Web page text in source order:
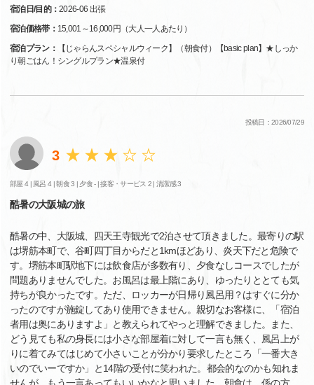
宿泊日/目的：2026-06 出張
宿泊価格帯： 15,001～16,000円（大人一人あたり）
宿泊プラン：
【じゃらんスペシャルウィーク】（朝食付）【basic plan】★しっか
り朝ごはん！シングルプラン★温泉付
投稿日：2026/07/29
3
部屋 4 | 風呂 4 |朝食 3 | 夕食 - |接客・サービス 2 |清潔感 3
酷暑の大阪城の旅
酷暑の中、大阪城、四天王寺観光で2泊させて頂きました。最寄りの駅
は堺筋本町で、谷町四丁目からだと1kmほどあり、炎天下だと危険で
す。堺筋本町駅地下には飲食店が多数有り、夕食なしコースでしたが
問題ありませんでした。お風呂は最上階にあり、ゆったりととても気
持ちが良かったです。ただ、ロッカーが日帰り風呂用？はすぐに分か
ったのですが施錠してあり使用できません。親切なお客様に、「宿泊
者用は奥にありますよ」と教えられてやっと理解できました。また、
どう見ても私の身長には小さな部屋着に対して一言も無く、風呂上が
りに着てみてはじめて小さいことが分かり要求したところ「一番大き
いのでいーですか」と14階の受付に笑われた。都会的なのかも知れま